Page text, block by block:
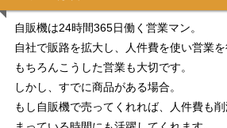
自販機は24時間365日働く営業マン。
自社で販路を拡大し、人件費を使い営業を
もちろんこうした営業も大切です。
しかし、すでに商品がある場合。
もし自販機で売ってくれれば、人件費も